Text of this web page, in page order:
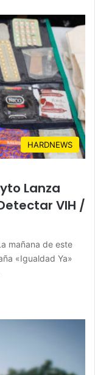
HARDNEWS
Lanza
VIH /
mañana de este
«Igualdad Ya»